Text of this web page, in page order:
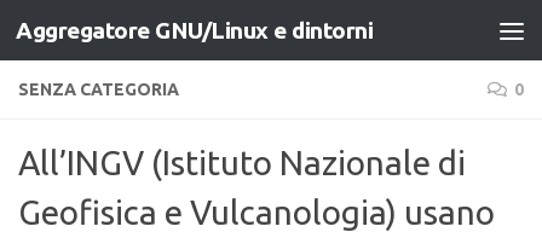
Salta al contenuto
Aggregatore GNU/Linux e dintorni
SENZA CATEGORIA 0
All’INGV (Istituto Nazionale di
Geofisica e Vulcanologia) usano